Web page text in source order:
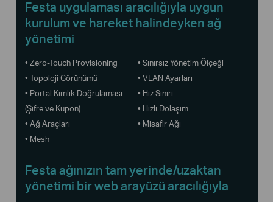
Festa uygulaması aracılığıyla uygun
kurulum ve hareket halindeyken ağ
yönetimi
• Zero-Touch Provisioning
• Sınırsız Yönetim Ölçeği
• Topoloji Görünümü
• VLAN Ayarları
• Portal Kimlik Doğrulaması
(Şifre ve Kupon)
• Hız Sınırı
• Hızlı Dolaşım
• Ağ Araçları
• Misafir Ağı
• Mesh
Festa ağınızın tam yerinde/uzaktan
yönetimi bir web arayüzü aracılığıyla